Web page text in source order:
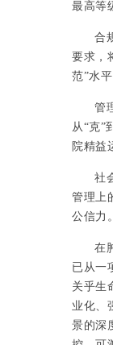
最高等
合
要求，
范”水平
管
从“克”
院精益
社
管理上
公信力。
在
已从一
关乎生
业化、
景的深